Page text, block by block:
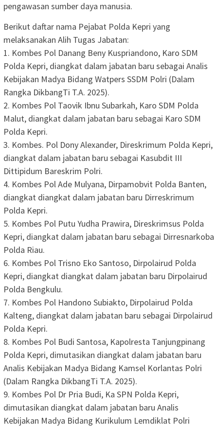
pengawasan sumber daya manusia.
Berikut daftar nama Pejabat Polda Kepri yang
melaksanakan Alih Tugas Jabatan:
1. Kombes Pol Danang Beny Kuspriandono, Karo SDM
Polda Kepri, diangkat dalam jabatan baru sebagai Analis
Kebijakan Madya Bidang Watpers SSDM Polri (Dalam
Rangka DikbangTi T.A. 2025).
2. Kombes Pol Taovik Ibnu Subarkah, Karo SDM Polda
Malut, diangkat dalam jabatan baru sebagai Karo SDM
Polda Kepri.
3. Kombes. Pol Dony Alexander, Direskrimum Polda Kepri,
diangkat dalam jabatan baru sebagai Kasubdit III
Dittipidum Bareskrim Polri.
4. Kombes Pol Ade Mulyana, Dirpamobvit Polda Banten,
diangkat diangkat dalam jabatan baru Dirreskrimum
Polda Kepri.
5. Kombes Pol Putu Yudha Prawira, Direskrimsus Polda
Kepri, diangkat dalam jabatan baru sebagai Dirresnarkoba
Polda Riau.
6. Kombes Pol Trisno Eko Santoso, Dirpolairud Polda
Kepri, diangkat diangkat dalam jabatan baru Dirpolairud
Polda Bengkulu.
7. Kombes Pol Handono Subiakto, Dirpolairud Polda
Kalteng, diangkat dalam jabatan baru sebagai Dirpolairud
Polda Kepri.
8. Kombes Pol Budi Santosa, Kapolresta Tanjungpinang
Polda Kepri, dimutasikan diangkat dalam jabatan baru
Analis Kebijakan Madya Bidang Kamsel Korlantas Polri
(Dalam Rangka DikbangTi T.A. 2025).
9. Kombes Pol Dr Pria Budi, Ka SPN Polda Kepri,
dimutasikan diangkat dalam jabatan baru Analis
Kebijakan Madya Bidang Kurikulum Lemdiklat Polri